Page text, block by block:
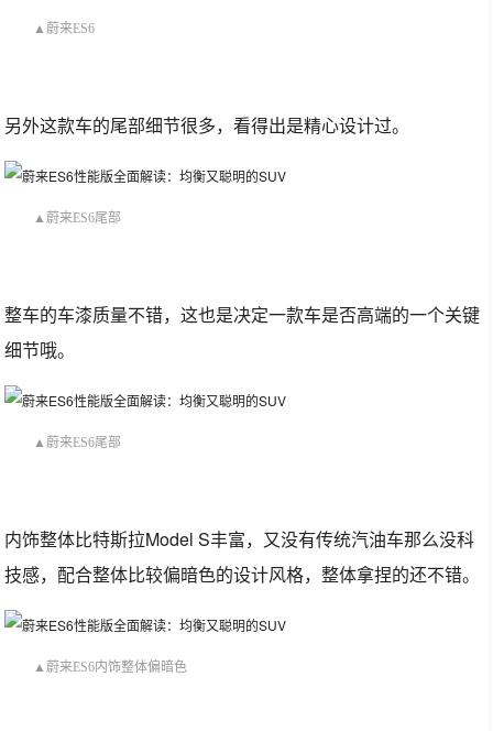
▲蔚来ES6
另外这款车的尾部细节很多，看得出是精心设计过。
▲蔚来ES6尾部
整车的车漆质量不错，这也是决定一款车是否高端的一个关键
细节哦。
▲蔚来ES6尾部
内饰整体比特斯拉Model S丰富，又没有传统汽油车那么没科
技感，配合整体比较偏暗色的设计风格，整体拿捏的还不错。
▲蔚来ES6内饰整体偏暗色